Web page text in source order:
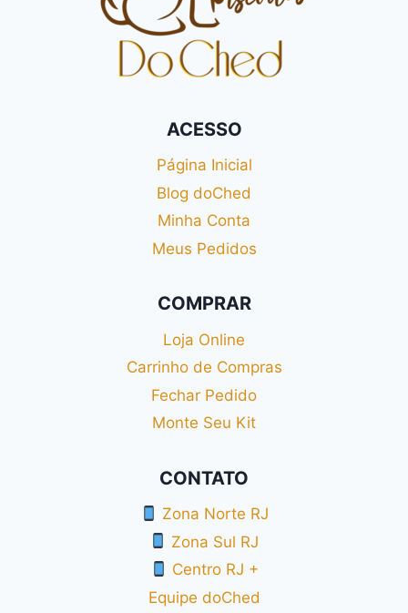
ACESSO
Página Inicial
Blog doChed
Minha Conta
Meus Pedidos
COMPRAR
Loja Online
Carrinho de Compras
Fechar Pedido
Monte Seu Kit
CONTATO
Zona Norte RJ
Zona Sul RJ
Centro RJ +
Equipe doChed